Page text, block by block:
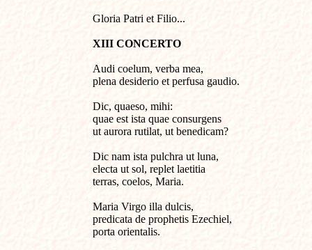
Gloria Patri et Filio...
XIII CONCERTO
Audi coelum, verba mea,
plena desiderio et perfusa gaudio.
Dic, quaeso, mihi:
quae est ista quae consurgens
ut aurora rutilat, ut benedicam?
Dic nam ista pulchra ut luna,
electa ut sol, replet laetitia
terras, coelos, Maria.
Maria Virgo illa dulcis,
predicata de prophetis Ezechiel,
porta orientalis.